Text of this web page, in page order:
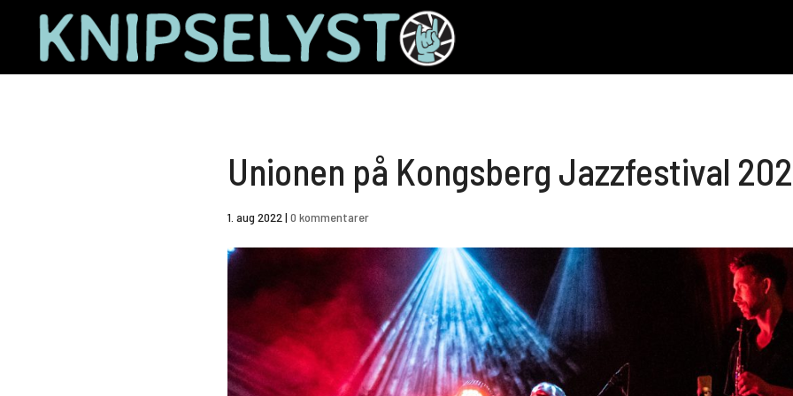
Unionen på Kongsberg Jazzfestival
1. aug 2022 | 0 kommentarer